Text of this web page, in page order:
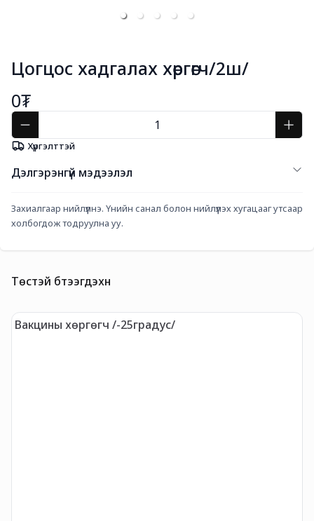
Цогцос хадгалах хөргөгч/2ш/
0₮
Хүргэлттэй
Дэлгэрэнгүй мэдээлэл
Захиалгаар нийлүүлнэ. Үнийн санал болон нийлүүлэх хугацааг утсаар
холбогдож тодруулна уу.
Төстэй бүтээгдэхүүн
Вакцины хөргөгч /-25градус/